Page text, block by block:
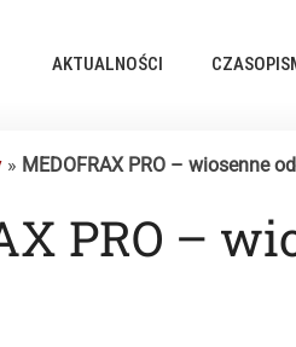
AKTUALNOŚCI
» MEDOFRAX PRO – wiosenne
PRO –